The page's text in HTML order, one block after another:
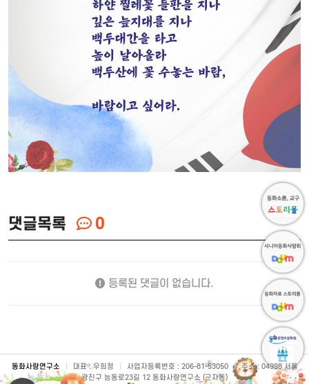
댓글목록 0
등록된 댓글이 없습니다.
동화사랑연구소 대표 : 우희정 사업자등록번호 : 206-81-53050 |
주소 : 04998 서울
광진구 능동로23길 12 동화사랑연구소 (군자동)